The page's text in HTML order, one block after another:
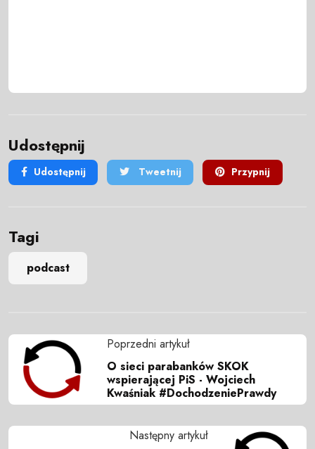
Udostępnij
Udostępnij Tweetnij Przypnij
Tagi
podcast
Poprzedni artykuł
O sieci parabanków SKOK
wspierającej PiS - Wojciech
Kwaśniak #DochodzeniePrawdy
Następny artykuł